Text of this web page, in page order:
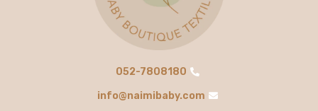
052-7808180
info@naimibaby.com